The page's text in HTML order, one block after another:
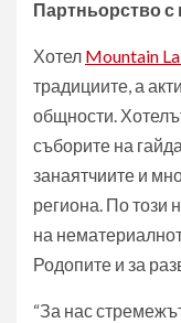
Партньорство
Хотел Mountain
традициите, а
общности.
съборите на
занаятчиите и
региона. По този
на
Родопите и за
“За нас